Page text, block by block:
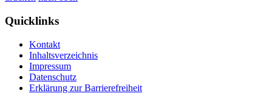
Quicklinks
Kontakt
Inhaltsverzeichnis
Impressum
Datenschutz
Erklärung zur Barrierefreiheit